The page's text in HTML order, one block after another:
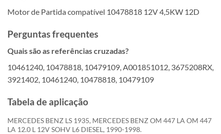
Motor de Partida compatível 10478818 12V 4,5KW 12D
Perguntas frequentes
Quais são as referências cruzadas?
10461240, 10478818, 10479109, A001851012, 3675208RX,
3921402, 10461240, 10478818, 10479109
Tabela de aplicação
MERCEDES BENZ LS 1935, MERCEDES BENZ OM 447 LA OM 447
LA 12.0 L 12V SOHV L6 DIESEL, 1990-1998.